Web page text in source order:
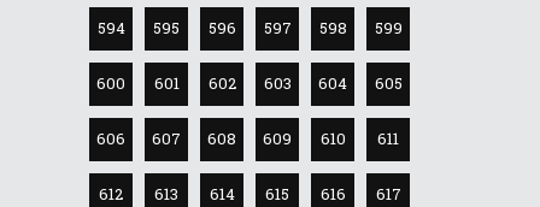
594 595 596 597 598 599
600 601 602 603 604 605
606 607 608 609 610 611
612 613 614 615 616 617